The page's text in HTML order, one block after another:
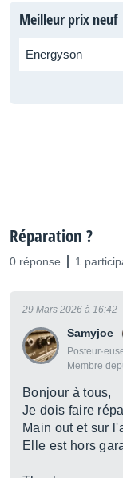
Meilleur prix neuf
Energyson
Réparation ?
0 réponse 1
Samyjoe
Membre
29 Mars 2026 à 16:42
Bonjour à tous,
Je dois faire
Main out et sur
Elle est hors